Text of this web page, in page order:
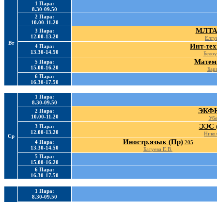
Вт
1 Пара:
8.30-09.50
2 Пара:
10.00-11.20
3 Пара:
12.00-13.20
МЛТА
4 Пара:
13.30-14.50
Инт-
5 Пара:
15.00-16.20
6 Пара:
16.30-17.50
Ср
1 Пара:
8.30-09.50
2 Пара:
10.00-11.20
3 Пара:
12.00-13.20
ЭЭС
4 Пара:
13.30-14.50
Иностр.язык (Пр) 205
Батуева Е.В.
5 Пара:
15.00-16.20
6 Пара:
16.30-17.50
1 Пара:
8.30-09.50